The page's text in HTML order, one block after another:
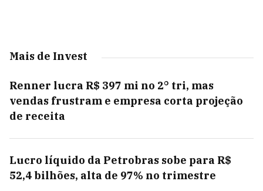
Mais de Invest
Renner lucra R$ 397 mi no 2° tri, mas
vendas frustram e empresa corta projeção
de receita
Lucro líquido da Petrobras sobe para R$
52,4 bilhões, alta de 97% no trimestre